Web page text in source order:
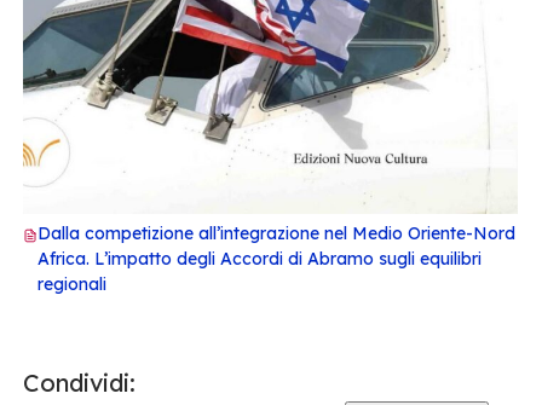
Dalla competizione all’integrazione nel Medio Oriente-Nord
Africa. L’impatto degli Accordi di Abramo sugli equilibri
regionali
Condividi: